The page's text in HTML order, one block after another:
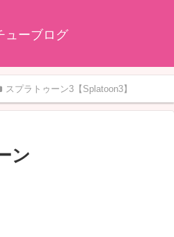
ューブログ
スプラトゥーン3【Splatoon3】
ン